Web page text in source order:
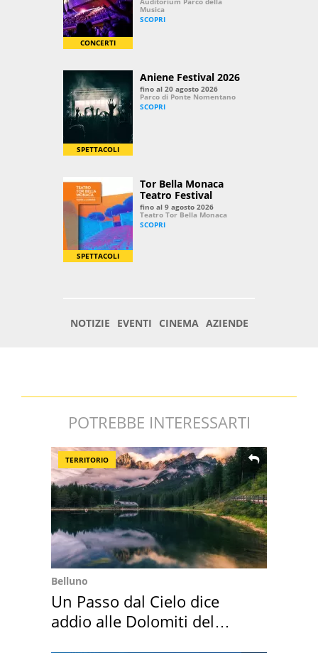
POTREBBE INTERESSARTI
TERRITORIO
Belluno
Un Passo dal Cielo dice
addio alle Dolomiti del